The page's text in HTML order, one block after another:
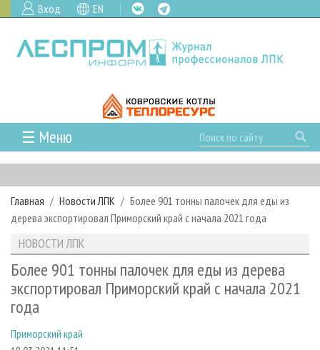
Вход EN
☰ Меню
ГЛАВНАЯ
РУБРИКИ И ТЕМЫ
РУБРИКИ ЖУРНАЛА
ЛЕСОЗАГОТОВКА
ЛЕСОПИЛЕНИЕ
ДЕРЕВООБРАБОТКА
СУШКА ДРЕВЕСИНЫ
НОВОСТИ
НОВОСТИ ЛПК
НОВОСТИ ЖУРНАЛА
НОВОСТИ КОМПАНИЙ
ПРОЕКТЫ ЛПИ
АНАЛИТИКА
ПРЕДПРИЯТИЯ ЛПК
ЛЕСНЫЕ РЕГИОНЫ РОССИИ
ПЕРСОНЫ
АРХИВ ЖУРНАЛОВ
СТАТЬИ
О ЖУРНАЛЕ
ПОДПИСКА
КОНТАКТЫ
РЕКЛАМОДАТЕЛЯМ
РЕКЛАМА
Главная Новости ЛПК
Более 901 тонны палочек для еды из
дерева экспортировал Приморский край с начала 2021 года
НОВОСТИ ЛПК
Более 901 тонны палочек для еды из дерева
экспортировал Приморский край с начала 2021
года
Приморский край